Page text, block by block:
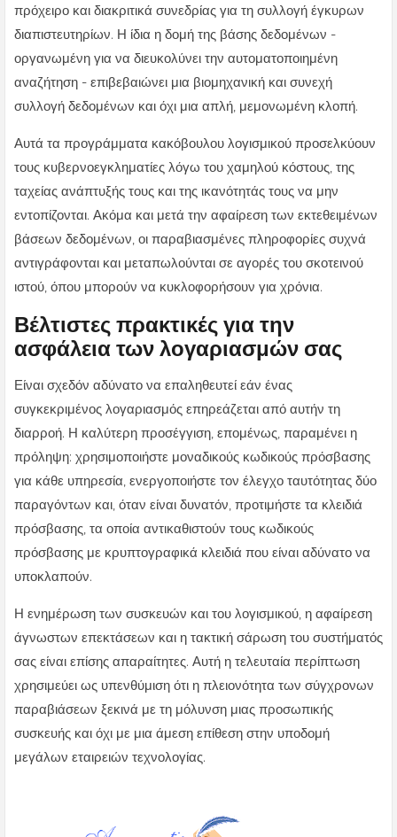
πρόχειρο και διακριτικά συνεδρίας για τη συλλογή έγκυρων
διαπιστευτηρίων. Η ίδια η δομή της βάσης δεδομένων -
οργανωμένη για να διευκολύνει την αυτοματοποιημένη
αναζήτηση - επιβεβαιώνει μια βιομηχανική και συνεχή
συλλογή δεδομένων και όχι μια απλή, μεμονωμένη κλοπή.
Αυτά τα προγράμματα κακόβουλου λογισμικού προσελκύουν
τους κυβερνοεγκληματίες λόγω του χαμηλού κόστους, της
ταχείας ανάπτυξής τους και της ικανότητάς τους να μην
εντοπίζονται. Ακόμα και μετά την αφαίρεση των εκτεθειμένων
βάσεων δεδομένων, οι παραβιασμένες πληροφορίες συχνά
αντιγράφονται και μεταπωλούνται σε αγορές του σκοτεινού
ιστού, όπου μπορούν να κυκλοφορήσουν για χρόνια.
Βέλτιστες πρακτικές για την
ασφάλεια των λογαριασμών σας
Είναι σχεδόν αδύνατο να επαληθευτεί εάν ένας
συγκεκριμένος λογαριασμός επηρεάζεται από αυτήν τη
διαρροή. Η καλύτερη προσέγγιση, επομένως, παραμένει η
πρόληψη: χρησιμοποιήστε μοναδικούς κωδικούς πρόσβασης
για κάθε υπηρεσία, ενεργοποιήστε τον έλεγχο ταυτότητας δύο
παραγόντων και, όταν είναι δυνατόν, προτιμήστε τα κλειδιά
πρόσβασης, τα οποία αντικαθιστούν τους κωδικούς
πρόσβασης με κρυπτογραφικά κλειδιά που είναι αδύνατο να
υποκλαπούν.
Η ενημέρωση των συσκευών και του λογισμικού, η αφαίρεση
άγνωστων επεκτάσεων και η τακτική σάρωση του συστήματός
σας είναι επίσης απαραίτητες. Αυτή η τελευταία περίπτωση
χρησιμεύει ως υπενθύμιση ότι η πλειονότητα των σύγχρονων
παραβιάσεων ξεκινά με τη μόλυνση μιας προσωπικής
συσκευής και όχι με μια άμεση επίθεση στην υποδομή
μεγάλων εταιρειών τεχνολογίας.